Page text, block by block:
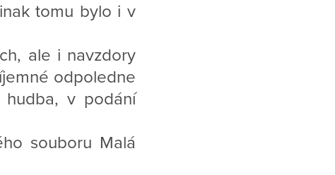
tomu bylo i v
ale i navzdory
odpoledne
v podání
souboru Malá